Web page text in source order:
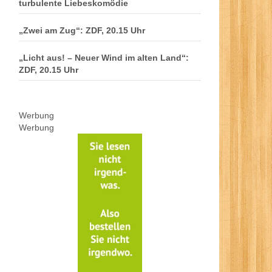
turbulente Liebeskomödie
„Zwei am Zug“: ZDF, 20.15 Uhr
„Licht aus! – Neuer Wind im alten Land“:
ZDF, 20.15 Uhr
Werbung
Werbung